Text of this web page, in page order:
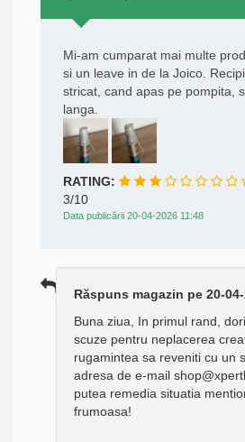
Mi-am cumparat mai multe
si un leave in de la Joico.
stricat, cand apas pe pompita,
langa.
RATING:
3/10
Data publicării 20-04-2026 11:48
Răspuns magazin pe 20-
Buna ziua, In primul rand,
scuze pentru neplacerea
rugamintea sa reveniti cu un
adresa de e-mail
putea remedia situatia
frumoasa!